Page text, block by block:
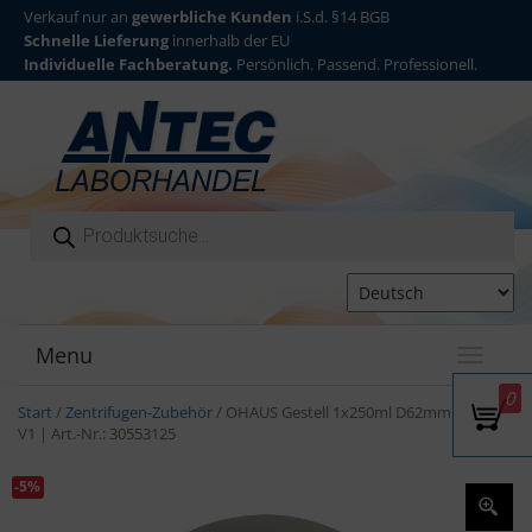
Verkauf nur an gewerbliche Kunden i.S.d. §14 BGB
Schnelle Lieferung innerhalb der EU
Individuelle Fachberatung. Persönlich. Passend. Professionell.
Products search
o
g
g
l
n
Menu
Start / Zentrifugen-Zubehör/ OHAUS Gestell 1x250ml D62mm FB 2/pk
V1 | Art.-Nr.: 30553125
-5%
0